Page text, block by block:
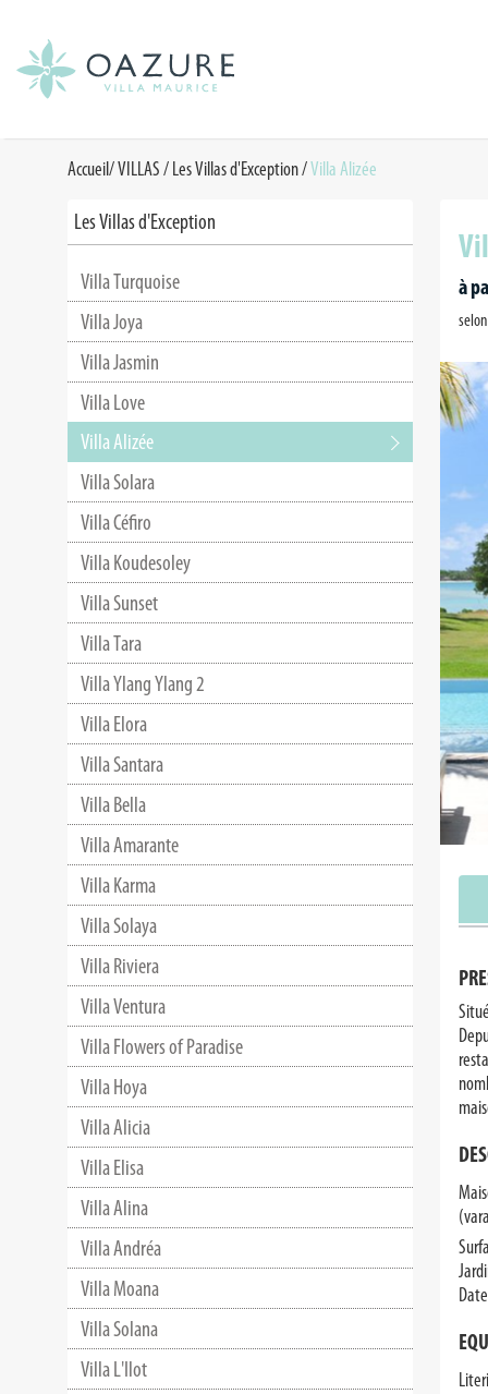
Accueil/VILLAS/Les Villas d'Exception/Villa Alizée
Les Villas d'Exception
Villa Turquoise
Villa Joya
Villa Jasmin
Villa Love
Villa Alizée
Villa Solara
Villa Céfiro
Villa Koudesoley
Villa Sunset
Villa Tara
Villa Ylang Ylang 2
Villa Elora
Villa Santara
Villa Bella
Villa Amarante
Villa Karma
Villa Solaya
Villa Riviera
Villa Ventura
Villa Flowers of Paradise
Villa Hoya
Villa Alicia
Villa Elisa
Villa Alina
Villa Andréa
Villa Moana
Villa Solana
Villa L'Ilot
à